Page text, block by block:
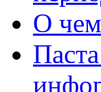
О чем